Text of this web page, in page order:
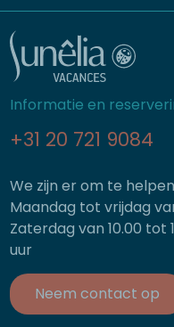
Informatie en
+31 20 721 9084
We zijn er om te helpen
Maandag tot vrijdag
Zaterdag van 10.00 tot
uur
Neem contact op